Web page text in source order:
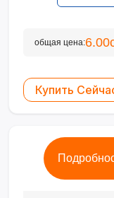
общая цена:
Купить